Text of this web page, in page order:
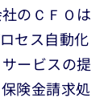
のＣＦＯは
セス自動化
ービスの提
険金請求処